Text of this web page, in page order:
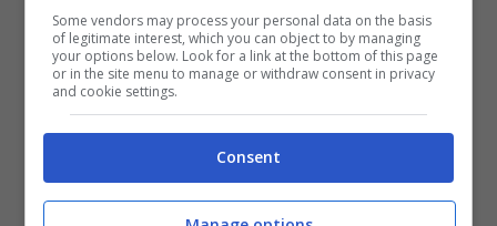
fiore, avete solo l’imbarazzo della scelta
tra le manifestazioni dedicate all’hanami. I
ristoranti e caffè della città, poi, servono
menu tematici, con dolci buonissimi
ispirati ai fiori di ciliegio. Tra i luoghi di
Tokyo dove ammirare lo spettacolo vi
Some vendors may process your personal data on the basis
of legitimate interest, which you can object to by managing
your options below. Look for a link at the bottom of this page
or in the site menu to manage or withdraw consent in privacy
and cookie settings.
Consent